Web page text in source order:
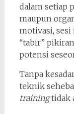
dalam setiap
maupun
motivasi,
“tabir”
potensi
Tanpa
teknik
trainingtidak